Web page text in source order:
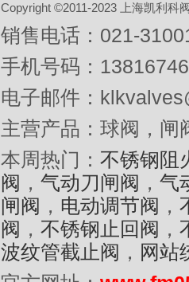
Copyright ©2011-2023 上海凯利科
销售电话：021-
手机号码：
电子邮件：
主营产品：球阀，闸
本周热门： 不锈钢阻
阀 ， 气动刀闸阀 ， 气
闸阀 ， 电动调节阀 ，
阀 ， 不锈钢止回阀 ，
波纹管截止阀 ， 网站